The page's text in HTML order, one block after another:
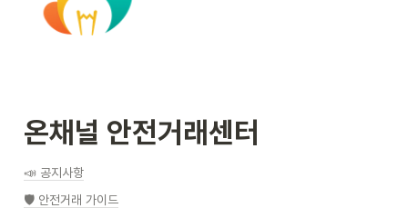
온채널 안전거래센터
📣 공지사항
🛡️ 안전거래 가이드